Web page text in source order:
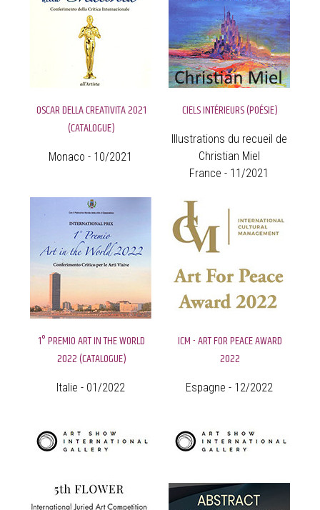
OSCAR DELLA CREATIVITA 2021
(CATALOGUE)
Monaco - 10/2021
CIELS INTÉRIEURS (POÉSIE)
Illustrations du recueil de
Christian Miel
France - 11/2021
1° PREMIO ART IN THE WORLD
2022 (CATALOGUE)
Italie - 01/2022
ICM - ART FOR PEACE AWARD
2022
Espagne - 12/2022